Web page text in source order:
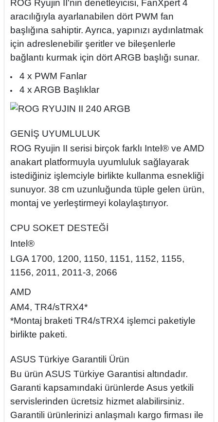
ROG Ryujin II'nin denetleyicisi, FanXpert 4
aracılığıyla ayarlanabilen dört PWM fan
başlığına sahiptir. Ayrıca, yapınızı aydınlatmak
için adreslenebilir şeritler ve bileşenlerle
bağlantı kurmak için dört ARGB başlığı sunar.
4 x PWM Fanlar
4 x ARGB Başlıklar
GENİŞ UYUMLULUK
ROG Ryujin II serisi birçok farklı Intel® ve AMD
anakart platformuyla uyumluluk sağlayarak
istediğiniz işlemciyle birlikte kullanma esnekliği
sunuyor. 38 cm uzunluğunda tüple gelen ürün,
montaj ve yerleştirmeyi kolaylaştırıyor.
CPU SOKET DESTEĞİ
Intel®
LGA 1700, 1200, 1150, 1151, 1152, 1155,
1156, 2011, 2011-3, 2066
AMD
AM4, TR4/sTRX4*
*Montaj braketi TR4/sTRX4 işlemci paketiyle
birlikte paketi.
ASUS Türkiye Garantili Ürün
Bu ürün ASUS Türkiye Garantisi altındadır.
Garanti kapsamındaki ürünlerde Asus yetkili
servislerinden ücretsiz hizmet alabilirsiniz.
Garantili ürünlerinizi anlaşmalı kargo firması ile